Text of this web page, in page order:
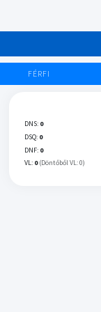
FÉRFI
DNS: 0
DSQ: 0
DNF: 0
VL: 0 (Döntőből VL: 0)